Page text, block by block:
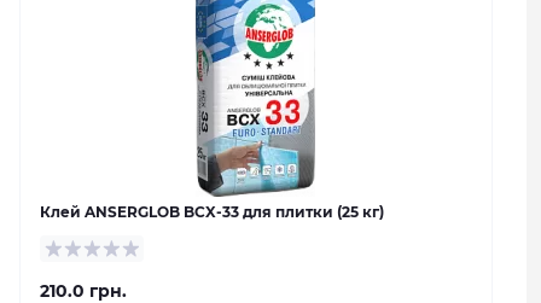
Клей ANSERGLOB BCX-33 для плитки (25 кг)
210.0 грн.